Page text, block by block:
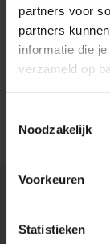
partners voor
partners
informatie die
verzameld op
Noodzakelijk
Voorkeuren
Statistieken
KENMERKEN
VERPAKKING
AFMETINGEN